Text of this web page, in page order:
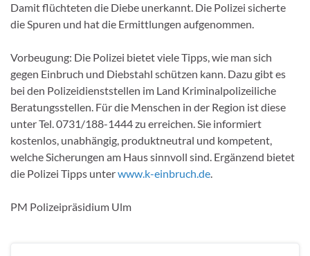
Damit flüchteten die Diebe unerkannt. Die Polizei sicherte
die Spuren und hat die Ermittlungen aufgenommen.
Vorbeugung: Die Polizei bietet viele Tipps, wie man sich
gegen Einbruch und Diebstahl schützen kann. Dazu gibt es
bei den Polizeidienststellen im Land Kriminalpolizeiliche
Beratungsstellen. Für die Menschen in der Region ist diese
unter Tel. 0731/188-1444 zu erreichen. Sie informiert
kostenlos, unabhängig, produktneutral und kompetent,
welche Sicherungen am Haus sinnvoll sind. Ergänzend bietet
die Polizei Tipps unterwww.k-einbruch.de.
PM Polizeipräsidium Ulm